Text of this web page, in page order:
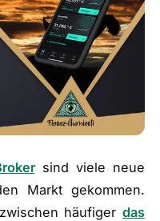
sind viele neue
Markt gekommen.
häufiger das